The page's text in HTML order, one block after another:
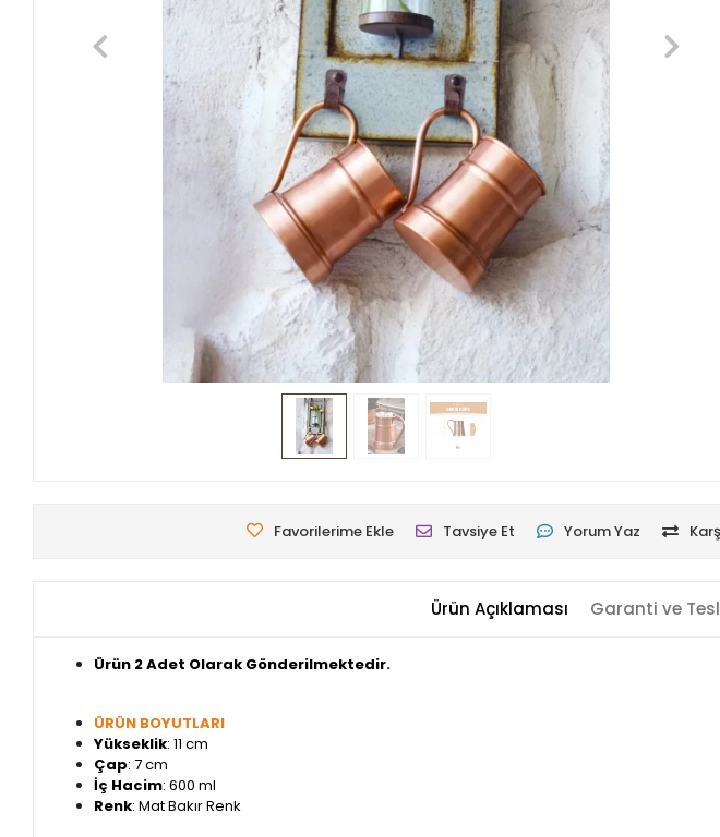
Favorilerime Ekle Tavsiye Et Yorum Yaz
Ürün Açıklaması Garanti ve
Ürün 2 Adet Olarak Gönderilmektedir.
ÜRÜN BOYUTLARI
Yükseklik: 11 cm
Çap: 7 cm
İç Hacim: 600 ml
Renk: Mat Bakır Renk